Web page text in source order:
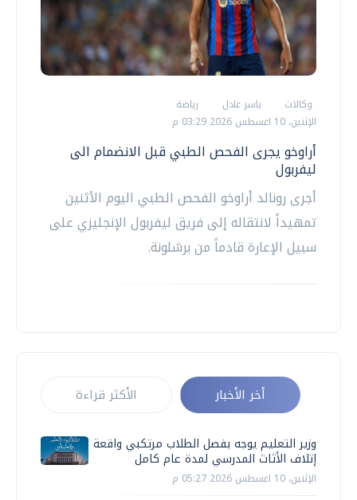
وكالات ياسر عادل
رياضة
الإثنين، 10 اغسطس 2026 03:29 م
أراوخو يجرى الفحص الطبي قبل الانضمام الى
ليفربول
أجرى رونالد أراوخو الفحص الطبي اليوم الأثنين
تمهيداً لانتقاله إلى فريق ليفربول الإنجليزي على
سبيل الإعارة قادماً من برشلونة.
أخر الأخبار الأكثر قراءة
وزير التعليم يوجه بفصل الطلاب مرتكبي واقعة
إتلاف الأثاث المدرسي لمدة عام كامل
الإثنين، 10 اغسطس 2026 05:27 م